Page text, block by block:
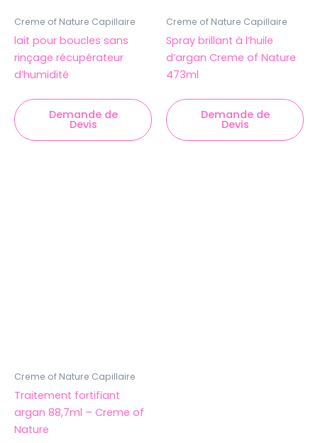
Creme of Nature Capillaire
lait pour boucles sans
rinçage récupérateur
d’humidité
Demande de
Devis
Creme of Nature Capillaire
Spray brillant à l’huile
d’argan Creme of Nature
473ml
Demande de
Devis
Creme of Nature Capillaire
Traitement fortifiant
argan 88,7ml – Creme of
Nature